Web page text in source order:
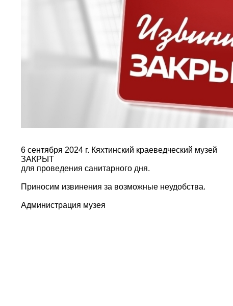
6 сентября 2024 г. Кяхтинский краеведческий музей
ЗАКРЫТ
для проведения санитарного дня.
Приносим извинения за возможные неудобства.
Администрация музея